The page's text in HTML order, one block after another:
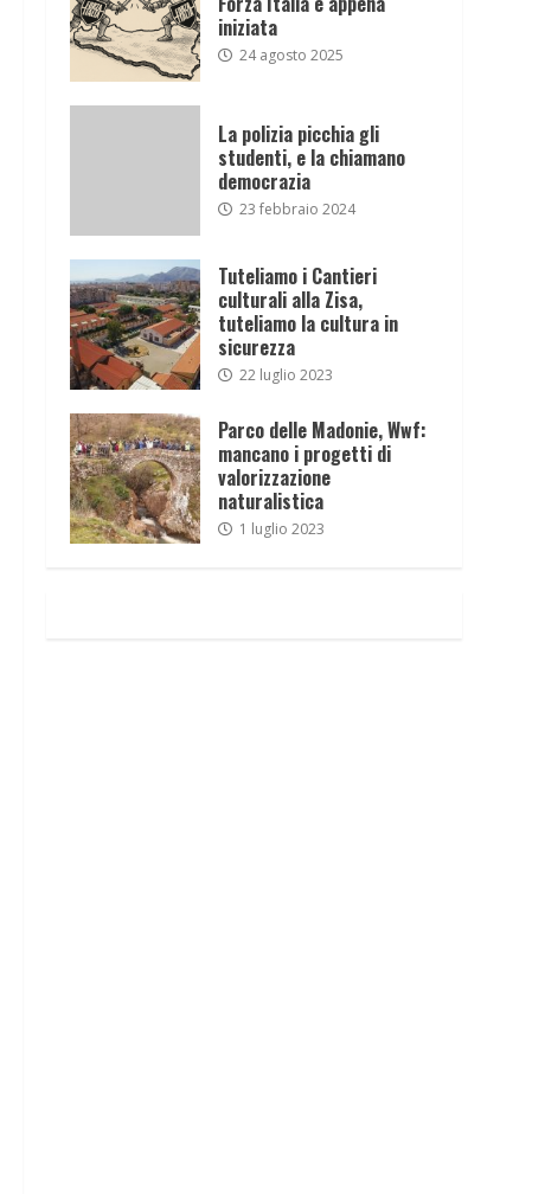
iniziata
24 agosto 2025
La polizia picchia gli
studenti, e la chiamano
democrazia
23 febbraio 2024
Tuteliamo i Cantieri
culturali alla Zisa,
tuteliamo la cultura in
sicurezza
22 luglio 2023
Parco delle Madonie, Wwf:
mancano i progetti di
valorizzazione
naturalistica
1 luglio 2023